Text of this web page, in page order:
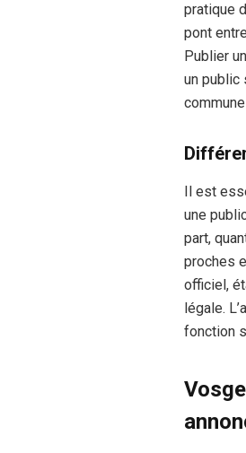
pratique
pont
Publier
un public
Il est
une
part,
proches
officiel,
légale.
fonction